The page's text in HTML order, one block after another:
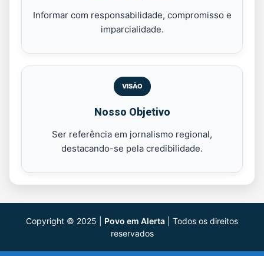
Informar com responsabilidade, compromisso e
imparcialidade.
VISÃO
Nosso Objetivo
Ser referência em jornalismo regional,
destacando-se pela credibilidade.
Copyright © 2025 | Povo em Alerta | Todos os direitos
reservados